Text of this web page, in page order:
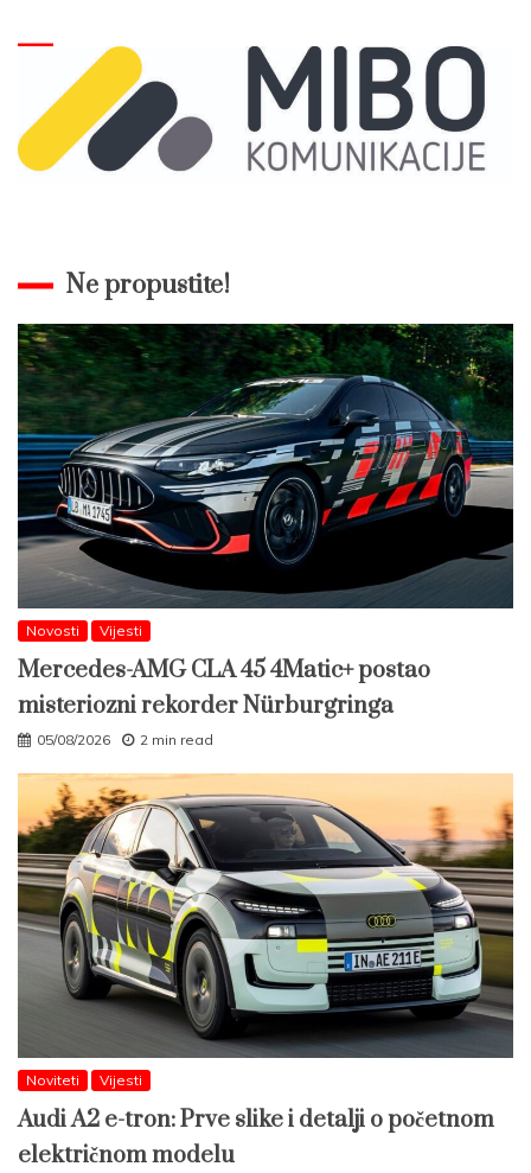
Ne propustite!
Novosti Vijesti
Mercedes-AMG CLA 45 4Matic+ postao
misteriozni rekorder Nürburgringa
05/08/2026 2 min read
Noviteti Vijesti
Audi A2 e-tron: Prve slike i detalji o početnom
električnom modelu